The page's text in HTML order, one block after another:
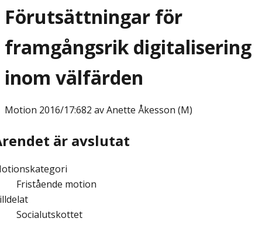
Förutsättningar för
framgångsrik digitalisering
inom välfärden
Motion 2016/17:682 av Anette Åkesson (M)
är avslutat
Fristående motion
Socialutskottet